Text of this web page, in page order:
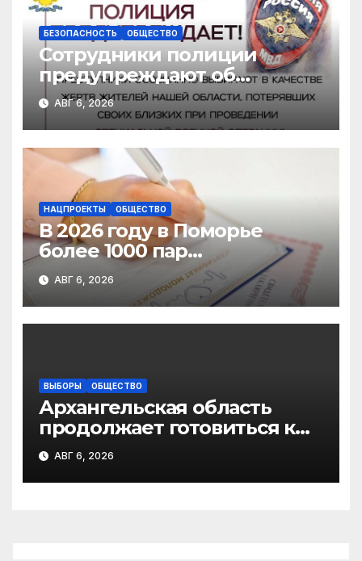
БЕЗОПАСНОСТЬ ОБЩЕСТВО
Сотрудники полиции
предупреждают об
участившихся случаях
мошенничества в
отношении родственников
участников СВО
АВГ 6, 2026
НАЦПРОЕКТЫ ОБЩЕСТВО
В 2026 году в Поморье
более 1000 пар
новобрачных получили
«Сертификат
молодоженов»
АВГ 6, 2026
ВЫБОРЫ ОБЩЕСТВО
Архангельская область
продолжает готовиться к
выборам в
Государственную Думу РФ
АВГ 6, 2026